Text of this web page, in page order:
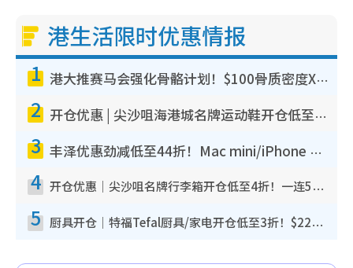
港生活限时优惠情报
1 港大推赛马会强化骨骼计划！$100骨质密度X光检查 完成免费运动训练送超市礼券！附参加资格
2 开仓优惠 | 尖沙咀海港城名牌运动鞋开仓低至1折！On鞋$899起/Joy&Peace鞋履$98起
3 丰泽优惠劲减低至44折！Mac mini/iPhone 17 Pro大减价！厨房家电$220起
4 开仓优惠｜尖沙咀名牌行李箱开仓低至4折！一连5日 American Tourister/ace./Hallmark $200起
5 厨具开仓｜特福Tefal厨具/家电开仓低至3折！$220起买平底锅/炒锅/汤锅！电饭煲/吸尘器/挂烫机$418起